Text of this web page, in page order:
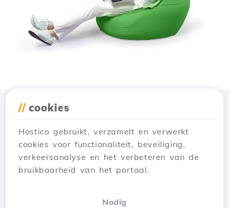
// cookies
Hostico gebruikt, verzamelt en verwerkt
cookies voor functionaliteit, beveiliging,
verkeersanalyse en het verbeteren van de
bruikbaarheid van het portaal.
Nodig
Download de app